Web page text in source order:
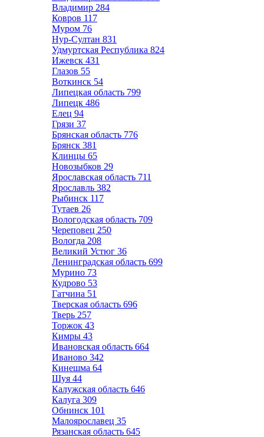
Владимир 284
Ковров 117
Муром 76
Нур-Султан 831
Удмуртская Республика 824
Ижевск 431
Глазов 55
Воткинск 54
Липецкая область 799
Липецк 486
Елец 94
Грязи 37
Брянская область 776
Брянск 381
Клинцы 65
Новозыбков 29
Ярославская область 711
Ярославль 382
Рыбинск 117
Тутаев 26
Вологодская область 709
Череповец 250
Вологда 208
Великий Устюг 36
Ленинградская область 699
Мурино 73
Кудрово 53
Гатчина 51
Тверская область 696
Тверь 257
Торжок 43
Кимры 43
Ивановская область 664
Иваново 342
Кинешма 64
Шуя 44
Калужская область 646
Калуга 309
Обнинск 101
Малоярославец 35
Рязанская область 645